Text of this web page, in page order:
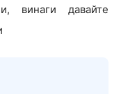
винаги давайте